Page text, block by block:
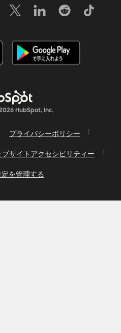
HubSpot, Inc.
プライバシーポリシー
ブサイトアクセシビリティー
を管理する